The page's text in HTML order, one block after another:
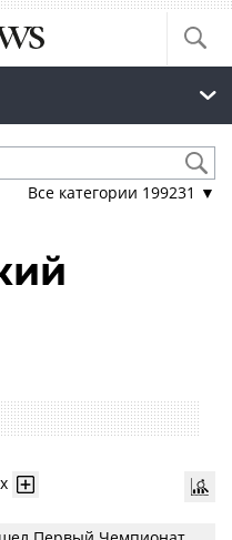
Все категории 199231 ▼